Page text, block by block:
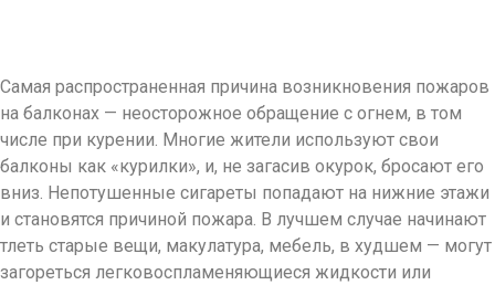
Самая распространенная причина возникновения пожаров
на балконах — неосторожное обращение с огнем, в том
числе при курении. Многие жители используют свои
балконы как «курилки», и, не загасив окурок, бросают его
вниз. Непотушенные сигареты попадают на нижние этажи
и становятся причиной пожара. В лучшем случае начинают
тлеть старые вещи, макулатура, мебель, в худшем — могут
загореться легковоспламеняющиеся жидкости или